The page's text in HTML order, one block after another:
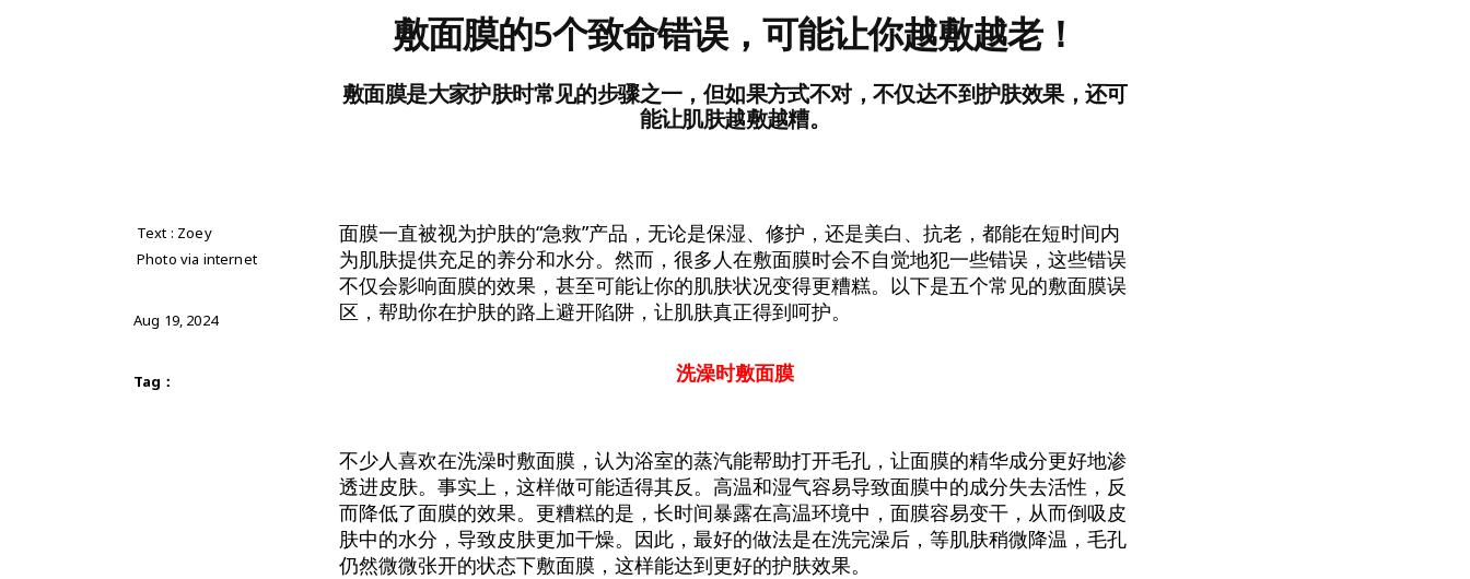
敷面膜的5个致命错误，可能让你越敷越老！
敷面膜是大家护肤时常见的步骤之一，但如果方式不对，不仅达不到护肤效果，还可
能让肌肤越敷越糟。
Text : Zoey
Photo via internet
Aug 19, 2024
Tag：
面膜一直被视为护肤的“急救”产品，无论是保湿、修护，还是美白、抗老，都能在短时间内
为肌肤提供充足的养分和水分。然而，很多人在敷面膜时会不自觉地犯一些错误，这些错误
不仅会影响面膜的效果，甚至可能让你的肌肤状况变得更糟糕。以下是五个常见的敷面膜误
区，帮助你在护肤的路上避开陷阱，让肌肤真正得到呵护。
洗澡时敷面膜
不少人喜欢在洗澡时敷面膜，认为浴室的蒸汽能帮助打开毛孔，让面膜的精华成分更好地渗
透进皮肤。事实上，这样做可能适得其反。高温和湿气容易导致面膜中的成分失去活性，反
而降低了面膜的效果。更糟糕的是，长时间暴露在高温环境中，面膜容易变干，从而倒吸皮
肤中的水分，导致皮肤更加干燥。因此，最好的做法是在洗完澡后，等肌肤稍微降温，毛孔
仍然微微张开的状态下敷面膜，这样能达到更好的护肤效果。